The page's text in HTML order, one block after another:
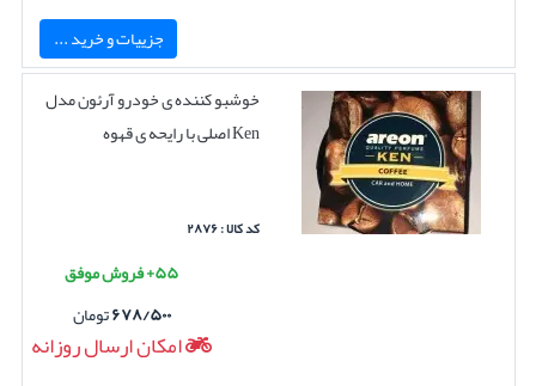
جزییات و خرید ...
خوشبو کننده ی خودرو آرئون مدل
Ken اصلی با رایحه ی قهوه
کد کالا : ۲۸۷۶
۵۵+ فروش موفق
۶۷۸/۵۰۰تومان
امکان ارسال روزانه